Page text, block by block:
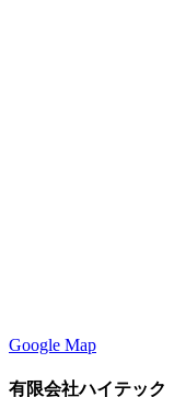
Google Map
有限会社ハイテック